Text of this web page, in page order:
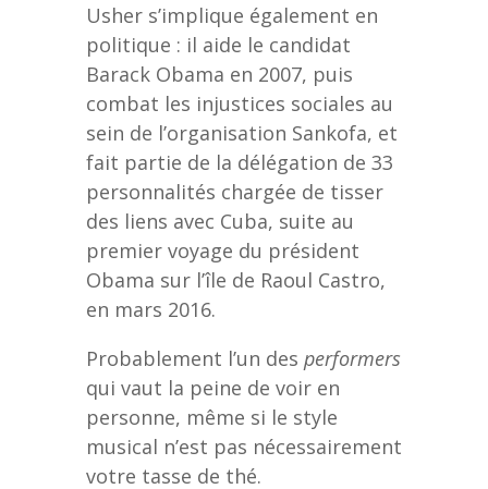
Usher s’implique également en
politique : il aide le candidat
Barack Obama en 2007, puis
combat les injustices sociales au
sein de l’organisation Sankofa, et
fait partie de la délégation de 33
personnalités chargée de tisser
des liens avec Cuba, suite au
premier voyage du président
Obama sur l’île de Raoul Castro,
en mars 2016.
Probablement l’un des performers
qui vaut la peine de voir en
personne, même si le style
musical n’est pas nécessairement
votre tasse de thé.